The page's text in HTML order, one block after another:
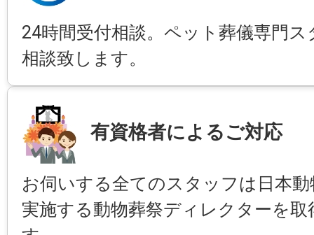
24時間受付相談。ペット葬儀専門
相談致します。
有資格者によるご対応
お伺いする全てのスタッフは日本
実施する動物葬祭ディレクターを